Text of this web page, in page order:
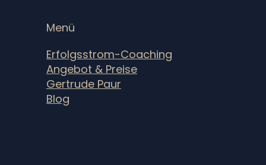
Menü
Erfolgsstrom-Coaching
Angebot & Preise
Gertrude Paur
Blog